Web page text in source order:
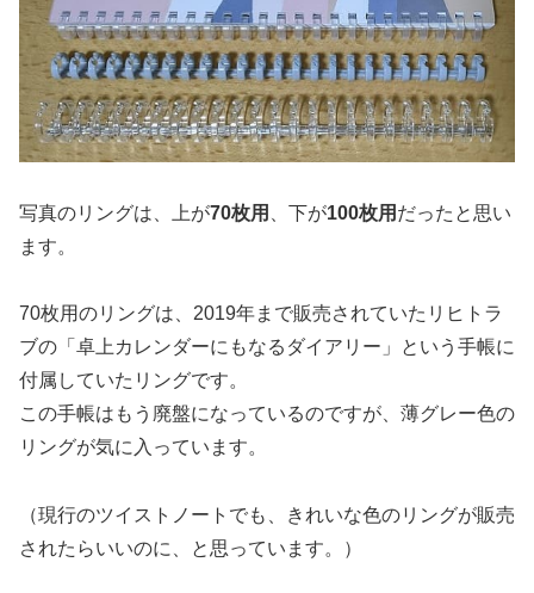
写真のリングは、上が70枚用 、下が100枚用 だったと思い
ます。
70枚用のリングは、2019年まで販売されていたリヒトラ
ブの「卓上カレンダーにもなるダイアリー」という手帳に
付属していたリングです。
この手帳はもう廃盤になっているのですが、薄グレー色の
リングが気に入っています。
（現行のツイストノートでも、きれいな色のリングが販売
されたらいいのに、と思っています。）